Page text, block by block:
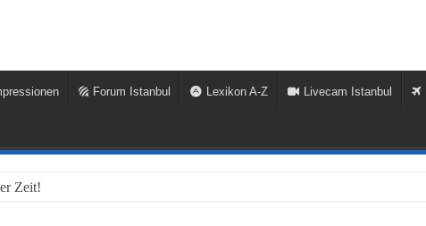
Forum Istanbul Lexikon A-Z Livecam Istanbul